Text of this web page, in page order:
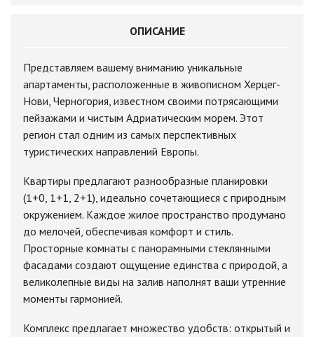
ОПИСАНИЕ
Представляем вашему вниманию уникальные
апартаменты, расположенные в живописном Херцег-
Нови, Черногория, известном своими потрясающими
пейзажами и чистым Адриатическим морем. Этот
регион стал одним из самых перспективных
туристических направлений Европы.
Квартиры предлагают разнообразные планировки
(1+0, 1+1, 2+1), идеально сочетающиеся с природным
окружением. Каждое жилое пространство продумано
до мелочей, обеспечивая комфорт и стиль.
Просторные комнаты с панорамными стеклянными
фасадами создают ощущение единства с природой, а
великолепные виды на залив наполнят ваши утренние
моменты гармонией.
Комплекс предлагает множество удобств: открытый и